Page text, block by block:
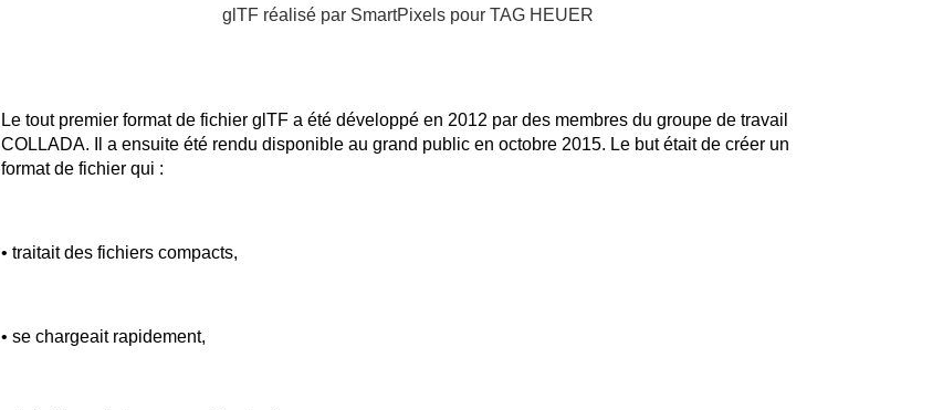
glTF réalisé par SmartPixels pour TAG HEUER
Le tout premier format de fichier glTF a été développé en 2012 par des membres du groupe de travail
COLLADA. Il a ensuite été rendu disponible au grand public en octobre 2015. Le but était de créer un
format de fichier qui :
• traitait des fichiers compacts,
• se chargeait rapidement,